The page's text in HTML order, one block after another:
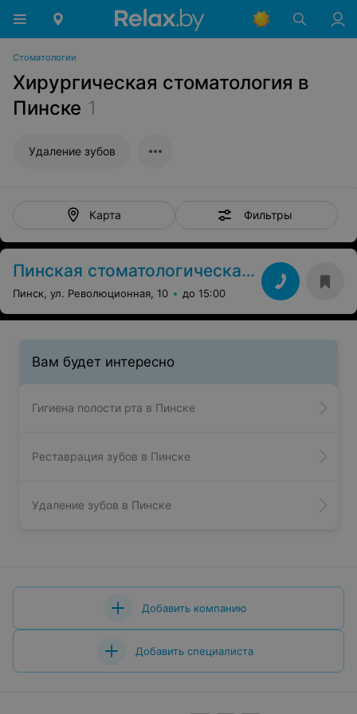
Стоматологии
Хирургическая стоматология в
Пинске 1
Удаление зубов
Карта Фильтры
Пинская стоматологическая поликлиника
Пинск, ул. Революционная, 10 до 15:00
Вам будет интересно
Гигиена полости рта в Пинске
Реставрация зубов в Пинске
Удаление зубов в Пинске
Добавить компанию
Добавить специалиста